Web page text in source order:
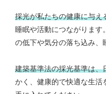
採光が私たちの健康に与え
睡眠や活動につながります
の低下や気分の落ち込み、
建築基準法の採光基準は、
かく、健康的で快適な生活